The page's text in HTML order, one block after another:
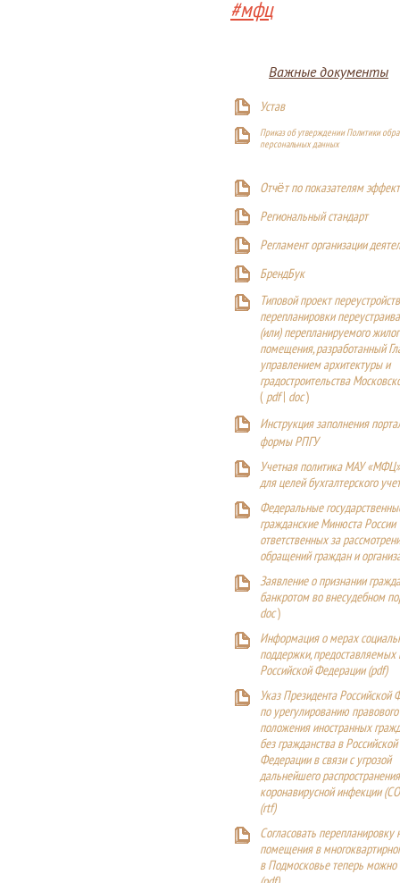
#мфц
Важные документы
Устав
Приказ об утверждении Политики
персональных данных
Отчёт по показателям
Региональный стандарт
Регламент организации
БрендБук
Типовой проект
перепланировки
(или) перепланируемого
помещения, разработанный
управлением архитектуры и
градостроительства
( pdf| doc)
Инструкция заполнения
формы РПГУ
Учетная политика МАУ
для целей бухгалтерского
Федеральные
гражданские Минюста России
ответственных за
обращений граждан и
Заявление о признании
банкротом во внесудебном
doc)
Информация о мерах
поддержки,
Российской Федерации (pdf)
Указ Президента Российской
по урегулированию правового
положения иностранных
без гражданства в Российской
Федерации в связи с угрозой
дальнейшего
коронавирусной инфекции
(rtf)
Согласовать перепланировку
помещения в
в Подмосковье теперь можно